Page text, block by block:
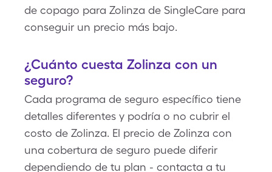
de copago para Zolinza de SingleCare para
conseguir un precio más bajo.
¿Cuánto cuesta Zolinza con un
seguro?
Cada programa de seguro específico tiene
detalles diferentes y podría o no cubrir el
costo de Zolinza. El precio de Zolinza con
una cobertura de seguro puede diferir
dependiendo de tu plan - contacta a tu